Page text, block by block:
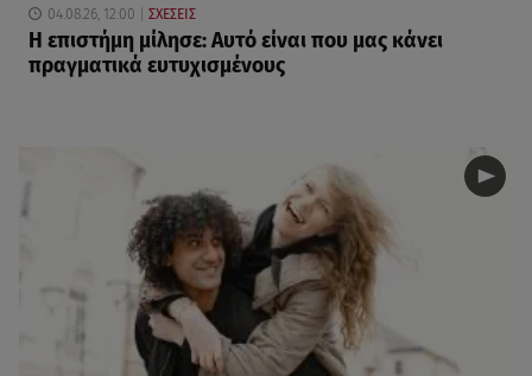
04.08.26, 12:00 ΣΧΕΣΕΙΣ
Η επιστήμη μίλησε: Αυτό είναι που μας κάνει
πραγματικά ευτυχισμένους